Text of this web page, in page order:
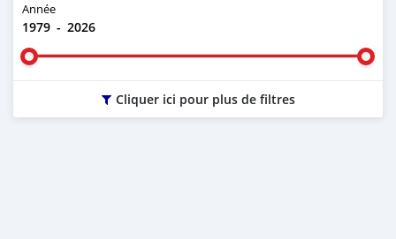
Année
1979 - 2026
Cliquer ici pour plus de filtres